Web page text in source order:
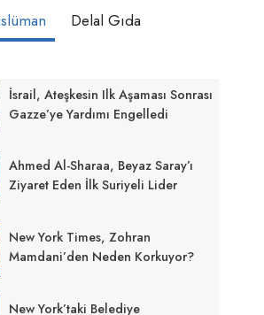
Delal Gıda
İsrail, Ateşkesin Ilk Aşaması Sonrası
Gazze’ye Yardımı Engelledi
Ahmed Al-Sharaa, Beyaz Saray’ı
Ziyaret Eden İlk Suriyeli Lider
New York Times, Zohran
Mamdani’den Neden Korkuyor?
New York’taki Belediye